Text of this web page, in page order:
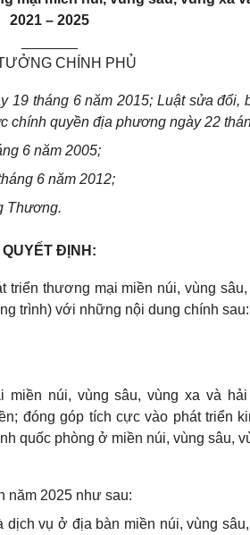
2021 – 2025
CHÍNH PHỦ
19 tháng 6 năm 2015; Luật sửa đổi,
chính quyền địa phương ngày 22
6 năm 2005;
6 năm 2012;
Thương.
QUYẾT ĐỊNH:
triển thương mại miền núi, vùng
trình) với những nội dung chính sau:
miền núi, vùng sâu, vùng xa và
đóng góp tích cực vào phát triển
quốc phòng ở miền núi, vùng sâu,
năm 2025 như sau:
vụ ở địa bàn miền núi, vùng